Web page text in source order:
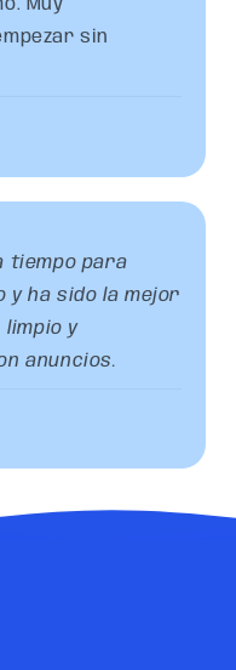
Muy
sin
tiempo para
y ha sido la mejor
limpio y
anuncios.